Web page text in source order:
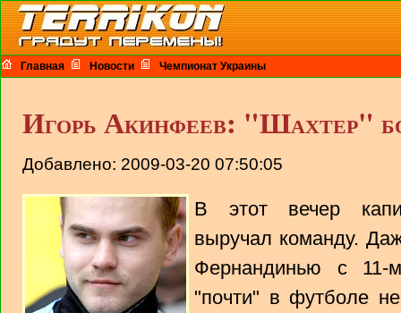
Главная Новости Чемпионат Украины
Игорь Акинфеев: "Шахтер"
Добавлено: 2009-03-20 07:50:05
В этот вечер
выручал команду.
Фернандинью с 11-
"почти" в футболе